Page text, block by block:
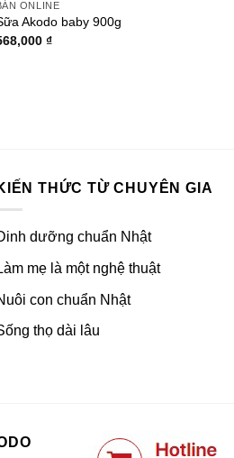
ONLINE
Akodo baby 900g
₫
THỨC TỪ CHUYÊN GIA
dưỡng chuẩn Nhật
mẹ là một nghệ thuật
con chuẩn Nhật
thọ dài lâu